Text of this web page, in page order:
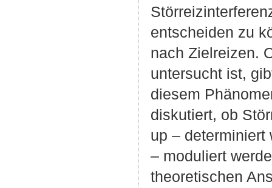
entscheiden zu
nach Zielreizen.
untersucht ist,
diesem
diskutiert, ob
up – determiniert
– moduliert
theoretischen